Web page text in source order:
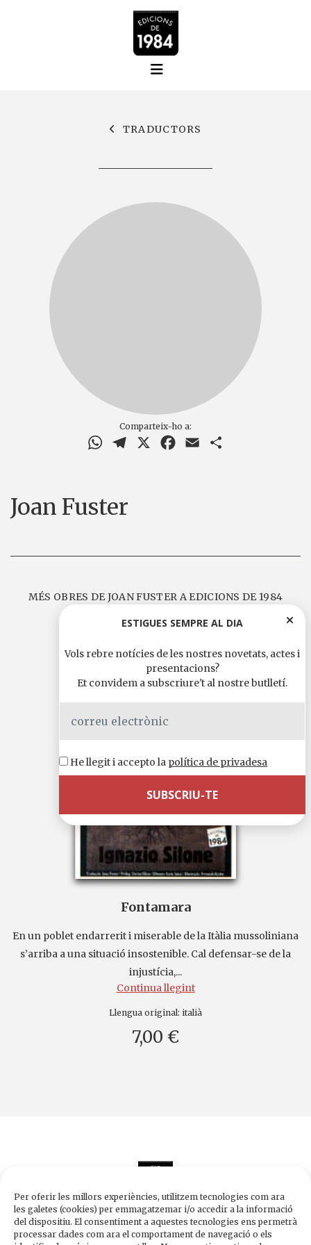
Per oferir les millors experiències, utilitzem tecnologies com ara
les galetes (cookies) per emmagatzemar i/o accedir a la informació
del dispositiu. El consentiment a aquestes tecnologies ens permetrà
processar dades com ara el comportament de navegació o els
TRADUCTORS
Comparteix-ho a:
WhatsAppTelegram Facebook
Email
Joan Fuster
MÉS OBRES DE JOAN FUSTER A EDICIONS DE 1984
Fontamara
En un poblet endarrerit i miserable de la Itàlia mussoliniana
s’arriba a una situació insostenible. Cal defensar-se de la
injustícia,...
Continua llegint
Llengua original: italià
7,00 €
Edicions de 1984
ESTIGUES SEMPRE AL DIA
Vols rebre notícies de les nostres novetats, actes i
presentacions?
Et convidem a subscriure't al nostre butlletí.
He llegit i accepto la política de privadesa